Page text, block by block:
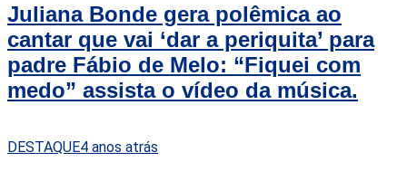
Juliana Bonde gera polêmica ao
cantar que vai ‘dar a periquita’ para
padre Fábio de Melo: “Fiquei com
medo” assista o vídeo da música.
DESTAQUE4 anos atrás